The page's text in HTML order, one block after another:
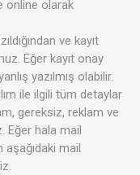
online olarak
ve kayıt
Eğer kayıt onay
yazılmış olabilir.
ile ilgili tüm detaylar
gereksiz, reklam ve
Eğer hala mail
mail